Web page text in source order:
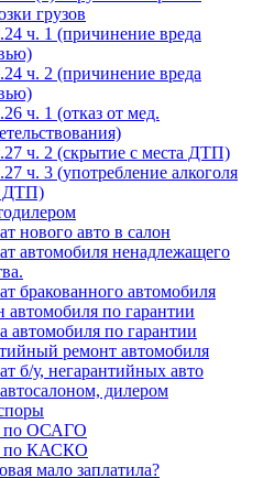
грузов
ч. 1 (причинение вреда
ч. 2 (причинение вреда
ч. 1 (отказ от мед.
ч. 2 (скрытие с места ДТП)
ч. 3 (употребление алкоголя
ДТП)
нового авто в салон
автомобиля ненадлежащего
бракованного автомобиля
автомобиля по гарантии
автомобиля по гарантии
ремонт автомобиля
б/у, негарантийных авто
дилером
по ОСАГО
по КАСКО
мало заплатила?